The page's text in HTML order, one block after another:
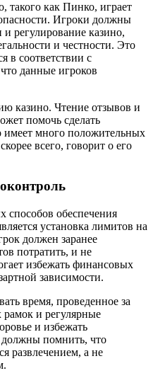
такого как Пинко, играет
Игроки должны
регулирование казино,
и честности. Это
в соответствии с
данные игроков
казино. Чтение отзывов и
помочь сделать
много положительных
всего, говорит о его
обеспечения
установка лимитов на
должен заранее
потратить, и не
избежать финансовых
зависимости.
время, проведенное за
и регулярные
и избежать
должны помнить, что
развлечением, а не